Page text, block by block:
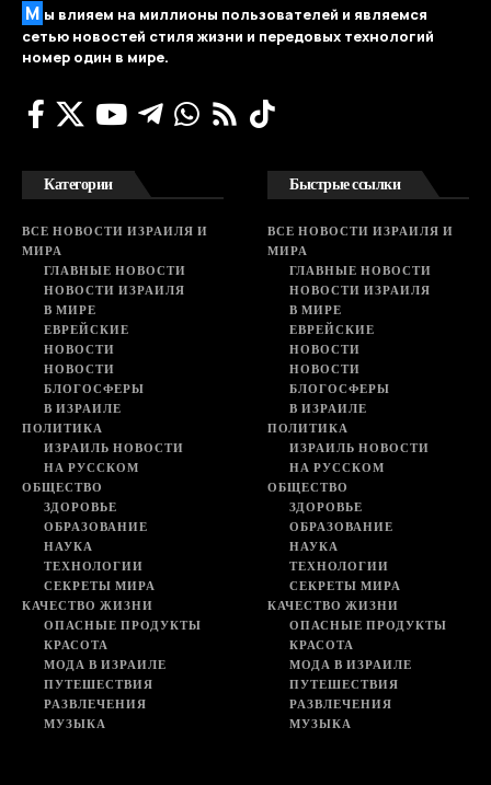
М ы влияем на миллионы пользователей и являемся
сетью новостей стиля жизни и передовых технологий
номер один в мире.
Категории
ВСЕ НОВОСТИ ИЗРАИЛЯ И
МИРА
ГЛАВНЫЕ НОВОСТИ
НОВОСТИ ИЗРАИЛЯ
В МИРЕ
ЕВРЕЙСКИЕ
НОВОСТИ
НОВОСТИ
БЛОГОСФЕРЫ
В ИЗРАИЛЕ
ПОЛИТИКА
ИЗРАИЛЬ НОВОСТИ
НА РУССКОМ
ОБЩЕСТВО
ЗДОРОВЬЕ
ОБРАЗОВАНИЕ
НАУКА
ТЕХНОЛОГИИ
СЕКРЕТЫ МИРА
КАЧЕСТВО ЖИЗНИ
ОПАСНЫЕ ПРОДУКТЫ
КРАСОТА
МОДА В ИЗРАИЛЕ
ПУТЕШЕСТВИЯ
РАЗВЛЕЧЕНИЯ
МУЗЫКА
Быстрые ссылки
ВСЕ НОВОСТИ ИЗРАИЛЯ И
МИРА
ГЛАВНЫЕ НОВОСТИ
НОВОСТИ ИЗРАИЛЯ
В МИРЕ
ЕВРЕЙСКИЕ
НОВОСТИ
НОВОСТИ
БЛОГОСФЕРЫ
В ИЗРАИЛЕ
ПОЛИТИКА
ИЗРАИЛЬ НОВОСТИ
НА РУССКОМ
ОБЩЕСТВО
ЗДОРОВЬЕ
ОБРАЗОВАНИЕ
НАУКА
ТЕХНОЛОГИИ
СЕКРЕТЫ МИРА
КАЧЕСТВО ЖИЗНИ
ОПАСНЫЕ ПРОДУКТЫ
КРАСОТА
МОДА В ИЗРАИЛЕ
ПУТЕШЕСТВИЯ
РАЗВЛЕЧЕНИЯ
МУЗЫКА